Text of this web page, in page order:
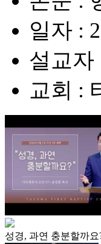
일자 :
설교자
교회 :
성경, 과연 충분할까요